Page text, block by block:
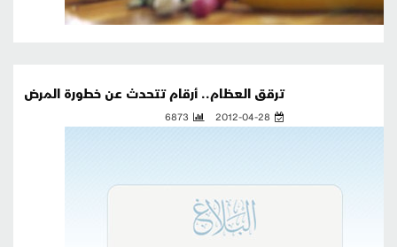
ترقق العظام.. أرقام تتحدث عن خطورة المرض
2012-04-28
6873